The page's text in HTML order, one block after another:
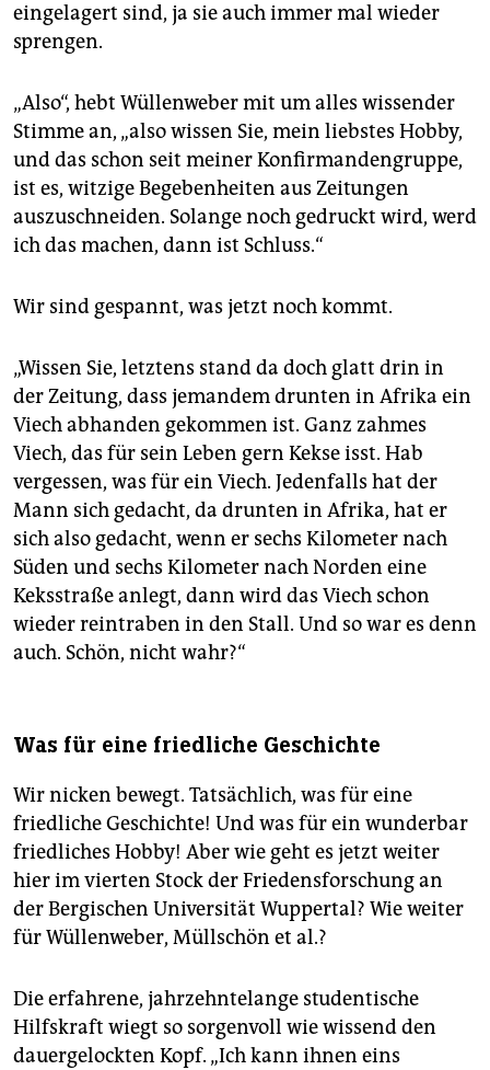
eingelagert sind, ja sie auch immer mal wieder
sprengen.
„Also“, hebt Wüllenweber mit um alles wissender
Stimme an, „also wissen Sie, mein liebstes Hobby,
und das schon seit meiner Konfirmandengruppe,
ist es, witzige Begebenheiten aus Zeitungen
auszuschneiden. Solange noch gedruckt wird, werd
ich das machen, dann ist Schluss.“
Wir sind gespannt, was jetzt noch kommt.
„Wissen Sie, letztens stand da doch glatt drin in
der Zeitung, dass jemandem drunten in Afrika ein
Viech abhanden gekommen ist. Ganz zahmes
Viech, das für sein Leben gern Kekse isst. Hab
vergessen, was für ein Viech. Jedenfalls hat der
Mann sich gedacht, da drunten in Afrika, hat er
sich also gedacht, wenn er sechs Kilometer nach
Süden und sechs Kilometer nach Norden eine
Keksstraße anlegt, dann wird das Viech schon
wieder reintraben in den Stall. Und so war es denn
auch. Schön, nicht wahr?“
Was für eine friedliche Geschichte
Wir nicken bewegt. Tatsächlich, was für eine
friedliche Geschichte! Und was für ein wunderbar
friedliches Hobby! Aber wie geht es jetzt weiter
hier im vierten Stock der Friedensforschung an
der Bergischen Universität Wuppertal? Wie weiter
für Wüllenweber, Müllschön et al.?
Die erfahrene, jahrzehntelange studentische
Hilfskraft wiegt so sorgenvoll wie wissend den
dauergelockten Kopf. „Ich kann ihnen eins